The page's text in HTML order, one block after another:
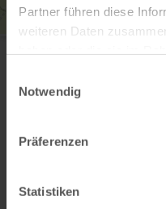
Partner führen diese
weiteren Daten
Notwendig
Präferenzen
Statistiken
route de Machtum
(00352) 26745287
Anreise planen